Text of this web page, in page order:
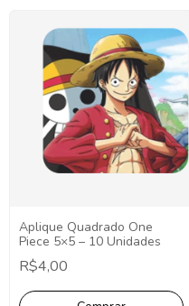
Aplique Quadrado One
Piece 5×5 – 10 Unidades
R$4,00